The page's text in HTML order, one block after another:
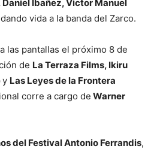
Daniel Ibañez, Victor Manuel
dando vida a la banda del Zarco.
las pantallas el próximo 8 de
de La Terraza Films, Ikiru
y Las Leyes de la Frontera
corre a cargo de Warner
del Festival Antonio Ferrandis,